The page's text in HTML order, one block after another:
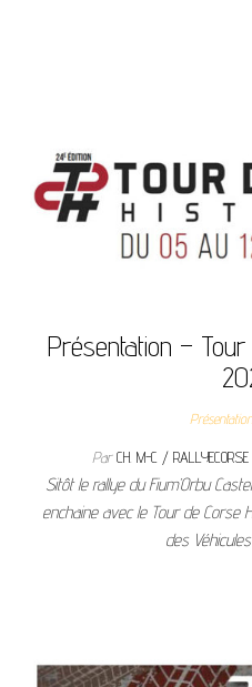
Présentation –
ParCH. M-C / RALLYECORSE
Sitôt le rallye du Fium’Orbu
enchaine avec le Tour de Corse
des